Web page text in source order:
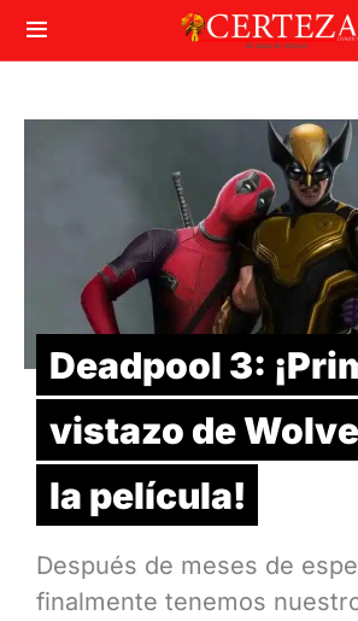
Deadpool 3:
vistazo de
la película!
Después de meses de
finalmente tenemos